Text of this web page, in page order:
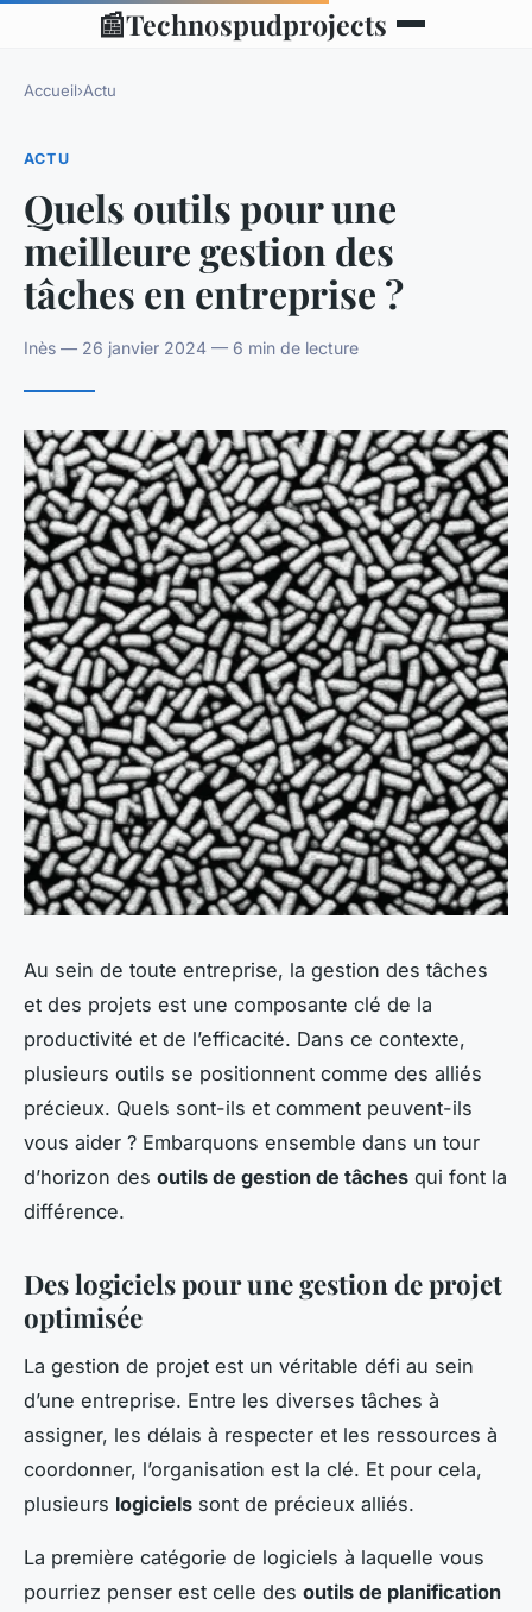
📰Technospudprojects
Accueil›Actu
ACTU
Quels outils pour une
meilleure gestion des
tâches en entreprise ?
Inès — 26 janvier 2024 — 6 min de lecture
Au sein de toute entreprise, la gestion des tâches
et des projets est une composante clé de la
productivité et de l’efficacité. Dans ce contexte,
plusieurs outils se positionnent comme des alliés
précieux. Quels sont-ils et comment peuvent-ils
vous aider ? Embarquons ensemble dans un tour
d’horizon des outils de gestion de tâches qui font la
différence.
Des logiciels pour une gestion de projet
optimisée
La gestion de projet est un véritable défi au sein
d’une entreprise. Entre les diverses tâches à
assigner, les délais à respecter et les ressources à
coordonner, l’organisation est la clé. Et pour cela,
plusieurs logiciels sont de précieux alliés.
La première catégorie de logiciels à laquelle vous
pourriez penser est celle des outils de planification